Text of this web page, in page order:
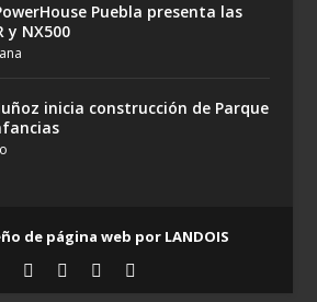
Puebla presenta las
y NX500
inicia construcción de Parque
de página web por LANDOIS